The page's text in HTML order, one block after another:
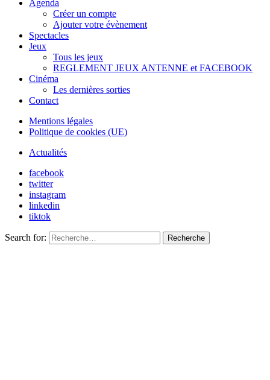
Agenda
Créer un compte
Ajouter votre évènement
Spectacles
Jeux
Tous les jeux
REGLEMENT JEUX ANTENNE et FACEBOOK
Cinéma
Les dernières sorties
Contact
Mentions légales
Politique de cookies (UE)
Actualités
facebook
twitter
instagram
linkedin
tiktok
Search for: Recherche